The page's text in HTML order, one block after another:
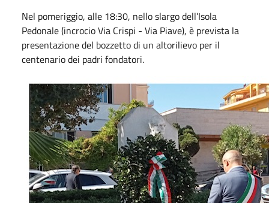
Nel pomeriggio, alle 18:30, nello slargo dell’Isola
Pedonale (incrocio Via Crispi - Via Piave), è prevista la
presentazione del bozzetto di un altorilievo per il
centenario dei padri fondatori.